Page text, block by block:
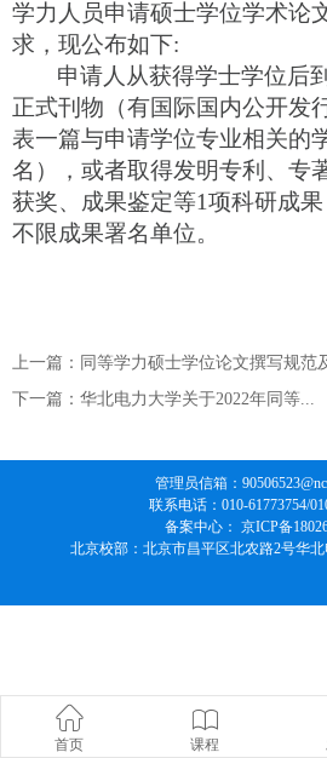
学力人员申请硕士学位学术论
求，现公布如下:
申请人从获得学士学位后
正式刊物（有国际国内公开发
表一篇与申请学位专业相关的
名），或者取得发明专利、专
获奖、成果鉴定等1项科研成果
不限成果署名单位。
上一篇：同等学力硕士学位论文撰写规范
下一篇：华北电力大学关于2022年同等...
管理员信箱：
联系电话：010-61773754/
备案中心： 京ICP备
北京校部：北京市昌平区北农路2号华
首页 课程